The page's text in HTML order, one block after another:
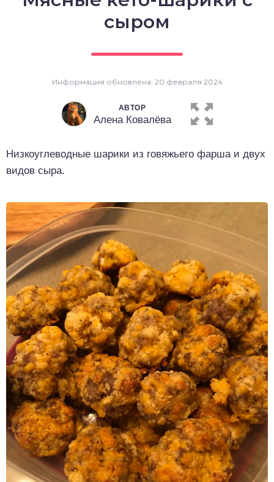
сыром
Информация обновлена: 20 февраля 2024
АВТОР
Алена Ковалёва
Низкоуглеводные шарики из говяжьего фарша и двух
видов сыра.